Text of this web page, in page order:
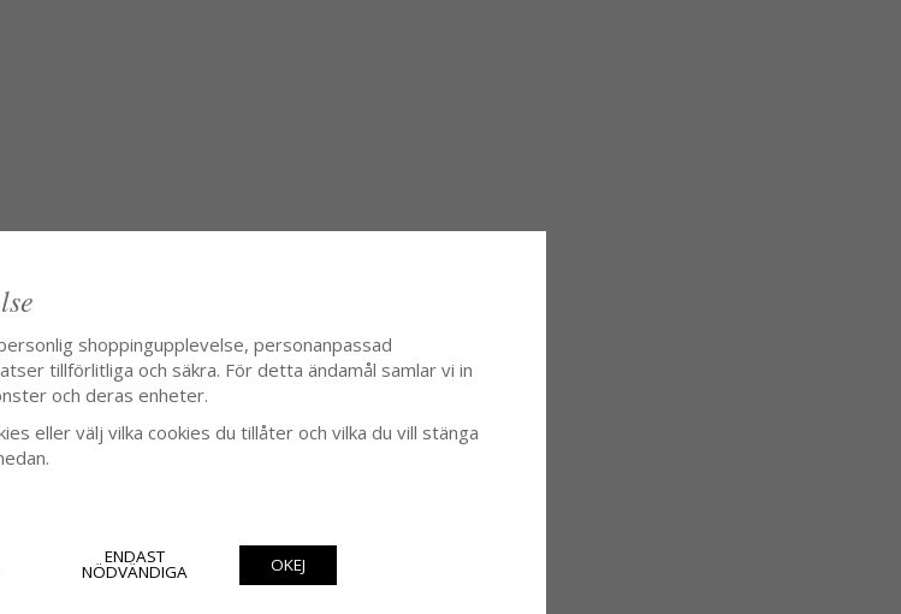
shoppingupplevelse, personanpassad
tillförlitliga och säkra. För detta ändamål samlar vi in
och deras enheter.
eller välj vilka cookies du tillåter och vilka du vill stänga
ENDAST
NÖDVÄNDIGA OKEJ